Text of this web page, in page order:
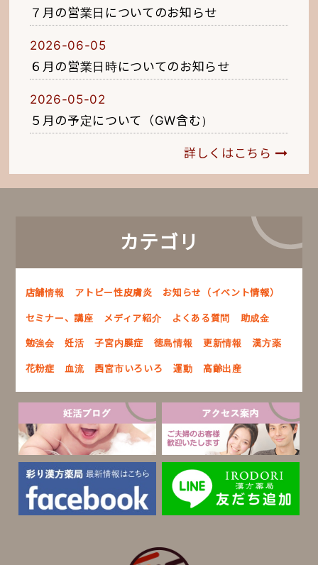
７月の営業日についてのお知らせ
2026-06-05
６月の営業日時についてのお知らせ
2026-05-02
５月の予定について（GW含む）
詳しくはこちら
カテゴリ
店舗情報 アトピー性皮膚炎 お知らせ（イベント情報）
セミナー、講座 メディア紹介 よくある質問 助成金
勉強会 妊活 子宮内膜症 徳島情報 更新情報 漢方薬
花粉症 血流 西宮市いろいろ 運動 高齢出産